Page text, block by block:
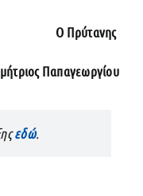
Ο Πρύτανης
Παπαγεωργίου
εδώ.